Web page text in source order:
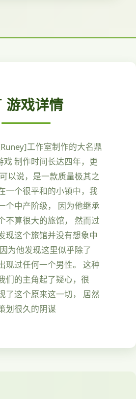
游戏详情
工作室制作的大名鼎
戏 制作时间长达四年，更
以说，是一款质量极其之
一个很平和的小镇中，我
个中产阶级， 因为他继承
不算很大的旅馆， 然而过
现这个旅馆并没有想象中
为他发现这里似乎除了
现过任何一个男性。 这种
们的主角起了疑心，很
了这个原来这一切， 居然
划很久的阴谋